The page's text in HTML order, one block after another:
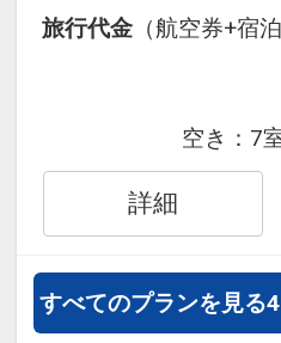
ら、一都市滞在
にも最適！
旅行期間中の1
泊・飛び泊な
フライトは、
JALグループ）
ル50%貯まりま
オプションでレ
通・体験プラン
約）が可能なプ
旅行代金 （航空券+宿
空き： 7
詳細
すべてのプランを見る